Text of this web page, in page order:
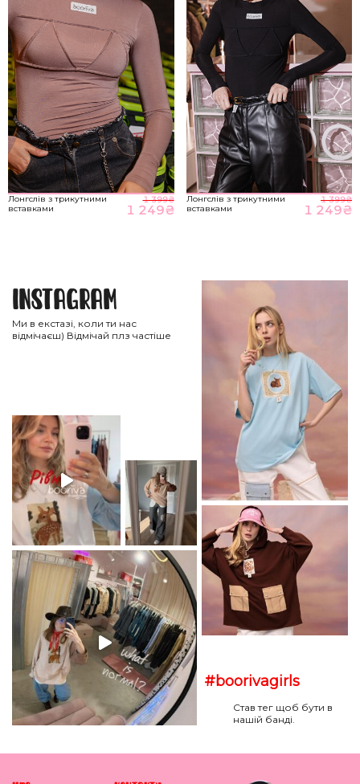
Лонгслів з трикутними
вставками
1 399₴
1 249₴
Лонгслів з трикутними
вставками
1 399₴
1 249₴
Instagram
Ми в екстазі, коли ти нас
відмічаєш) Відмічай плз частіше
#boorivagirls
Став тег щоб бути в
нашій банді.